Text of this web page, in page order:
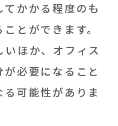
かかる程度のも
とができます。
ほか、オフィス
必要になること
可能性がありま